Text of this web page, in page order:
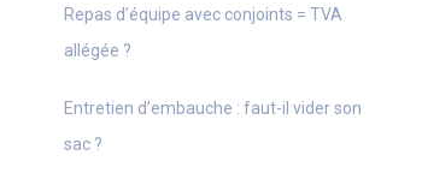
Repas d’équipe avec conjoints = TVA
allégée ?
Entretien d’embauche : faut-il vider son
sac ?